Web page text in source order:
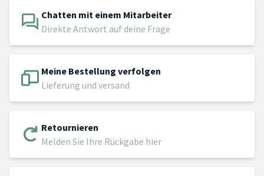
Chatten mit einem Mitarbeiter
Direkte Antwort auf deine Frage
Meine Bestellung verfolgen
Lieferung und versand
Retournieren
Melden Sie Ihre Rückgabe hier